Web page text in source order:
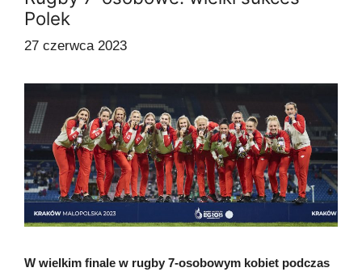
Polek
27 czerwca 2023
W wielkim finale w rugby 7-osobowym kobiet podczas